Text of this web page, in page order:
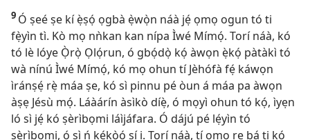
9 Ó ṣeé ṣe kí ẹ̀ṣọ́ ọgbà ẹ̀wọ̀n náà jẹ́ ọmọ ogun tó ti
fẹ̀yìn tì. Kò mọ nǹkan kan nípa Ìwé Mímọ́. Torí náà, kó
tó lè lóye Ọ̀rọ̀ Ọlọ́run, ó gbọ́dọ̀ kọ́ àwọn ẹ̀kọ́ pàtàkì tó
wà nínú Ìwé Mímọ́, kó mọ ohun tí Jèhófà fẹ́ káwọn
ìránṣẹ́ rẹ̀ máa ṣe, kó sì pinnu pé òun á máa pa àwọn
àṣẹ Jésù mọ́. Láàárín àsìkò díẹ̀, ó mọyì ohun tó kọ́, ìyẹn
ló sì jẹ́ kó ṣèrìbọmi láìjáfara. Ó dájú pé lẹ́yìn tó
ṣèrìbọmi, ó ṣì ń kẹ́kọ̀ọ́ sí i. Torí náà, tí ọmọ rẹ bá ti kọ́